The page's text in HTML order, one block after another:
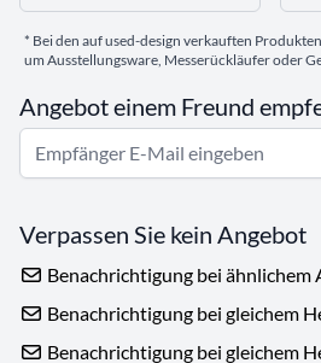
* Bei den auf used-design verkauften
um Ausstellungsware, Messerückläufer oder
Angebot einem Freund
Verpassen Sie kein Angebot
Benachrichtigung bei ähnlichem
Benachrichtigung bei gleichem
Benachrichtigung bei gleichem